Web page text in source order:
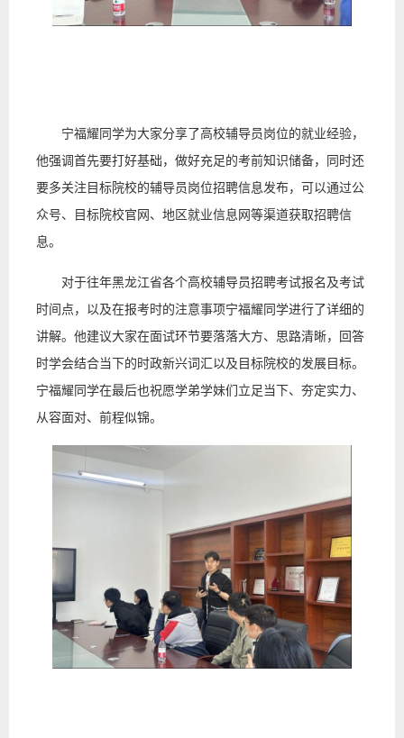
宁福耀同学为大家分享了高校辅导员岗位的就业经验，
他强调首先要打好基础，做好充足的考前知识储备，同时还
要多关注目标院校的辅导员岗位招聘信息发布，可以通过公
众号、目标院校官网、地区就业信息网等渠道获取招聘信
息。
对于往年黑龙江省各个高校辅导员招聘考试报名及考试
时间点，以及在报考时的注意事项宁福耀同学进行了详细的
讲解。他建议大家在面试环节要落落大方、思路清晰，回答
时学会结合当下的时政新兴词汇以及目标院校的发展目标。
宁福耀同学在最后也祝愿学弟学妹们立足当下、夯定实力、
从容面对、前程似锦。